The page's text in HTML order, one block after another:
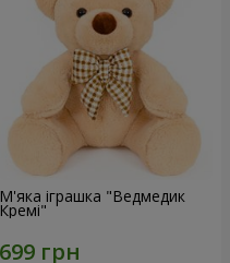
М'яка іграшка "Ведмедик
Кремі"